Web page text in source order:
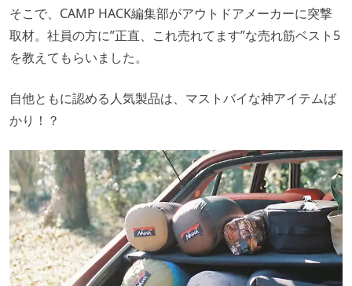
そこで、CAMP HACK編集部がアウトドアメーカーに突撃
取材。社員の方に”正直、これ売れてます”な売れ筋ベスト5
を教えてもらいました。
自他ともに認める人気製品は、マストバイな神アイテムば
かり！？